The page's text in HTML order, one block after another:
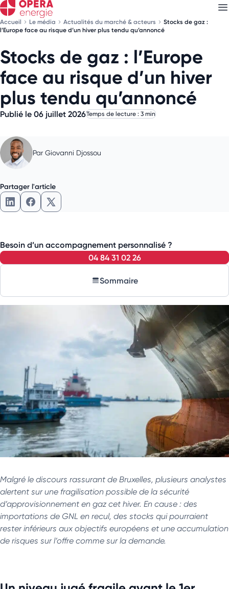
Accueil Le média Actualités du marché & acteurs
Stocks de gaz :
l’Europe face au risque d’un hiver plus tendu qu’annoncé
Stocks de gaz : l’Europe
face au risque d’un hiver
plus tendu qu’annoncé
Publié le 06 juillet 2026Temps de lecture : 3 min
Par Giovanni Djossou
Partager l'article
Besoin d’un accompagnement personnalisé ?
04 84 31 02 26
Sommaire
Malgré le discours rassurant de Bruxelles, plusieurs analystes
alertent sur une fragilisation possible de la sécurité
d’approvisionnement en gaz cet hiver. En cause : des
importations de GNL en recul, des stocks qui pourraient
rester inférieurs aux objectifs européens et une accumulation
de risques sur l’offre comme sur la demande.
Découvrez nos newsletters
Choisissez les newsletters qui vous intéressent